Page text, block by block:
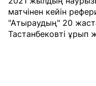
матчінен кейін
"Атыраудың" 20
Тастанбековті ұрып